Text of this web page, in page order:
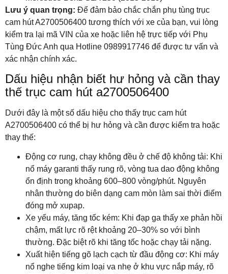
Lưu ý quan trọng: Để đảm bảo chắc chắn phụ tùng trục
cam hút A2700506400 tương thích với xe của bạn, vui lòng
kiểm tra lại mã VIN của xe hoặc liên hệ trực tiếp với Phụ
Tùng Đức Anh qua Hotline 0989917746 để được tư vấn và
xác nhận chính xác.
Dấu hiệu nhận biết hư hỏng và cần thay
thế trục cam hút a2700506400
Dưới đây là một số dấu hiệu cho thấy trục cam hút
A2700506400 có thể bị hư hỏng và cần được kiểm tra hoặc
thay thế:
Động cơ rung, chạy không đều ở chế độ không tải: Khi
nổ máy garanti thấy rung rõ, vòng tua dao động không
ổn định trong khoảng 600–800 vòng/phút. Nguyên
nhân thường do biên dạng cam mòn làm sai thời điểm
đóng mở xupap.
Xe yếu máy, tăng tốc kém: Khi đạp ga thấy xe phản hồi
chậm, mất lực rõ rệt khoảng 20–30% so với bình
thường. Đặc biệt rõ khi tăng tốc hoặc chạy tải nặng.
Xuất hiện tiếng gõ lạch cạch từ đầu động cơ: Khi máy
nổ nghe tiếng kim loại va nhẹ ở khu vực nắp máy, rõ